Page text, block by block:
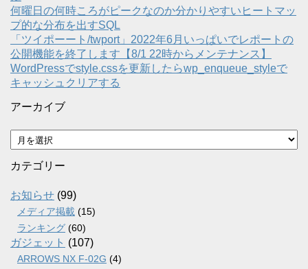
何曜日の何時ころがピークなのか分かりやすいヒートマッ
プ的な分布を出すSQL
「ツイポーート/twport」2022年6月いっぱいでレポートの
公開機能を終了します【8/1 22時からメンテナンス】
WordPressでstyle.cssを更新したらwp_enqueue_styleで
キャッシュクリアする
アーカイブ
ア
ー
カ
ブ
カテゴリー
お知らせ (99)
メディア掲載 (15)
ランキング (60)
ガジェット (107)
ARROWS NX F-02G (4)